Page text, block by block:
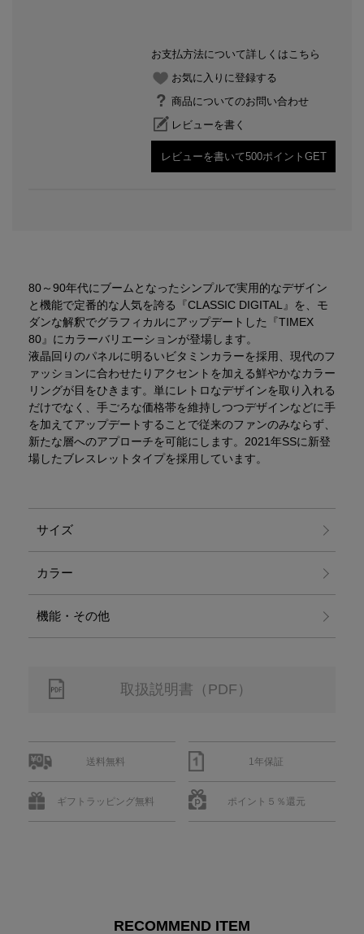
お支払方法について詳しくはこちら
お気に入りに登録する
商品についてのお問い合わせ
レビューを書く
レビューを書いて500ポイントGET
80～90年代にブームとなったシンプルで実用的なデザイン
と機能で定番的な人気を誇る『CLASSIC DIGITAL』を、モ
ダンな解釈でグラフィカルにアップデートした『TIMEX
80』にカラーバリエーションが登場します。
液晶回りのパネルに明るいビタミンカラーを採用、現代のフ
ァッションに合わせたりアクセントを加える鮮やかなカラー
リングが目をひきます。単にレトロなデザインを取り入れる
だけでなく、手ごろな価格帯を維持しつつデザインなどに手
を加えてアップデートすることで従来のファンのみならず、
新たな層へのアプローチを可能にします。2021年SSに新登
場したブレスレットタイプを採用しています。
サイズ
カラー
機能・その他
取扱説明書（PDF）
送料無料 1年保証
ギフトラッピング無料 ポイント５％還元
RECOMMEND ITEM